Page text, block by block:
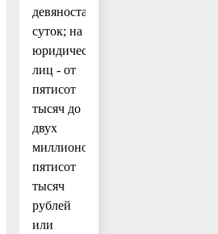
девяноста
суток; на
юридических
лиц - от
пятисот
тысяч до
двух
миллионов
пятисот
тысяч
рублей
или